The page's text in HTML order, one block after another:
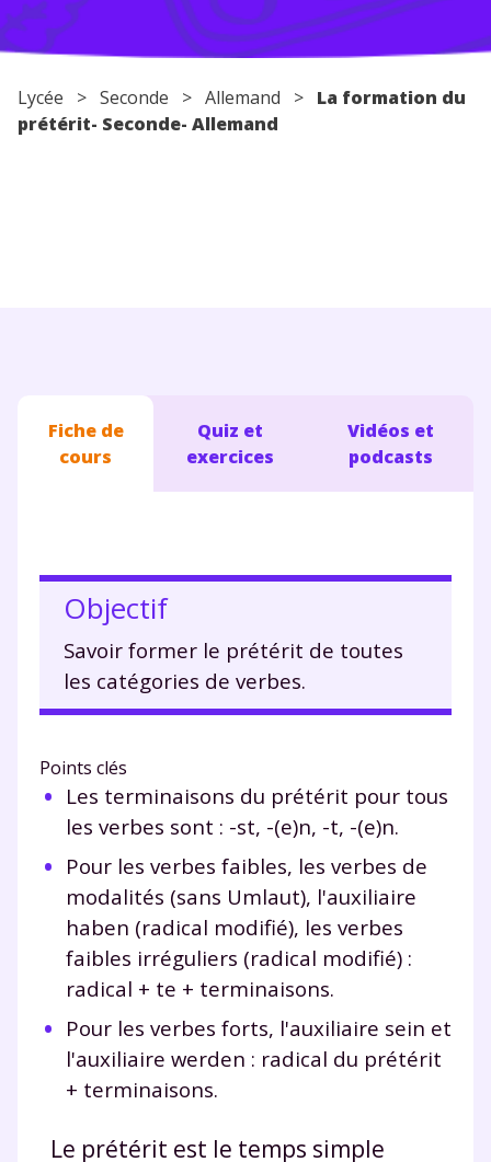
Conseils pour les parents
Lycée > Seconde > Allemand > La formation du
prétérit- Seconde- Allemand
Fiche de
cours
Quiz et
exercices
Vidéos et
podcasts
Objectif
Savoir former le prétérit de toutes
les catégories de verbes.
Points clés
Les terminaisons du prétérit pour tous
les verbes sont : -st, -(e)n, -t, -(e)n.
Pour les verbes faibles, les verbes de
modalités (sans Umlaut), l'auxiliaire
haben (radical modifié), les verbes
faibles irréguliers (radical modifié) :
radical + te + terminaisons.
Pour les verbes forts, l'auxiliaire sein et
l'auxiliaire werden : radical du prétérit
+ terminaisons.
Le prétérit est le temps simple